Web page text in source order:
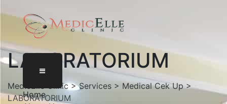
Home
LABORATORIUM
MedicElle Clinic>Services > Medical Cek Up>
LABORATORIUM